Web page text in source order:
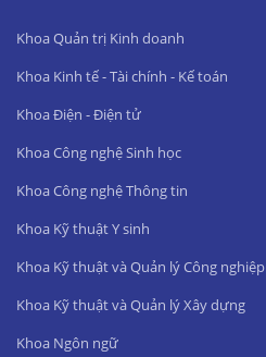
Khoa Quản trị Kinh doanh
Khoa Kinh tế - Tài chính - Kế toán
Khoa Điện - Điện tử
Khoa Công nghệ Sinh học
Khoa Công nghệ Thông tin
Khoa Kỹ thuật Y sinh
Khoa Kỹ thuật và Quản lý Công nghiệp
Khoa Kỹ thuật và Quản lý Xây dựng
Khoa Ngôn ngữ